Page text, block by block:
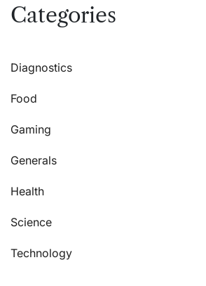
Categories
Diagnostics
Food
Gaming
Generals
Health
Science
Technology